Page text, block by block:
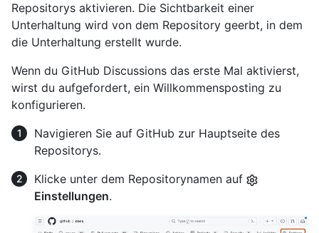
Repositorys aktivieren. Die Sichtbarkeit einer
Unterhaltung wird von dem Repository geerbt, in dem
die Unterhaltung erstellt wurde.
Wenn du GitHub Discussions das erste Mal aktivierst,
wirst du aufgefordert, ein Willkommensposting zu
konfigurieren.
Navigieren Sie auf GitHub zur Hauptseite des
Repositorys.
Klicke unter dem Repositorynamen auf
Einstellungen.